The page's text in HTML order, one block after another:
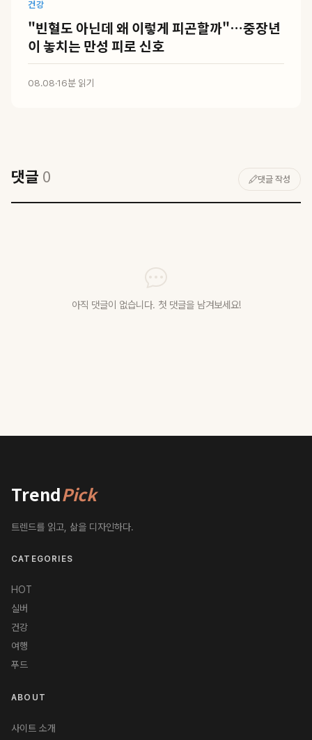
건강
"빈혈도 아닌데 왜 이렇게 피곤할까"…중장년
이 놓치는 만성 피로 신호
08.08·16분 읽기
댓글 0 댓글 작성
아직 댓글이 없습니다. 첫 댓글을 남겨보세요!
TrendPick
트렌드를 읽고, 삶을 디자인하다.
CATEGORIES
HOT
실버
건강
여행
푸드
ABOUT
사이트 소개